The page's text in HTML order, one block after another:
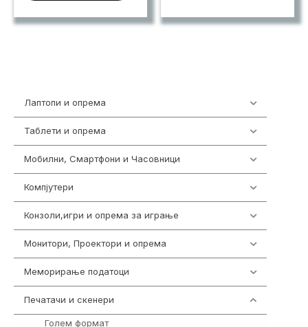
Лаптопи и опрема
Таблети и опрема
Мобилни, Смартфони и Часовници
Компјутери
Конзоли,игри и опрема за играње
Монитори, Проектори и опрема
Меморирање податоци
Печатачи и скенери
Голем формат